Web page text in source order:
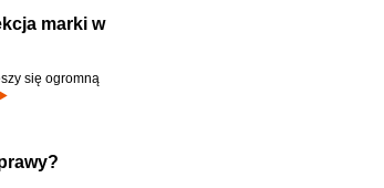
marki w
się ogromną